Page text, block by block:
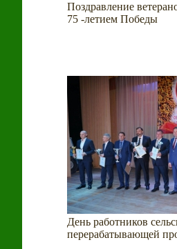
Поздравление
75-летием Победы
День работников
перерабатывающей